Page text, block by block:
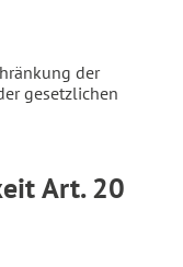
der
gesetzlichen
Art. 20